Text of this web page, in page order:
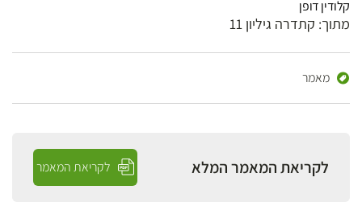
קלודין דופן
מתוך: קתדרה גיליון 11
מאמר
לקריאת המאמר המלא לקריאת המאמר